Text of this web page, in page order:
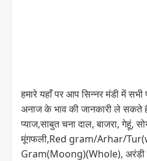
हमारे यहाँ पर आप सिन्नर मंडी में
अनाज के भाव की जानकारी ले सकते
प्याज,साबुत चना दाल, बाजरा, गेहूं,
मूंगफली,Red gram/Arhar/
Gram(Moong)(Whole),